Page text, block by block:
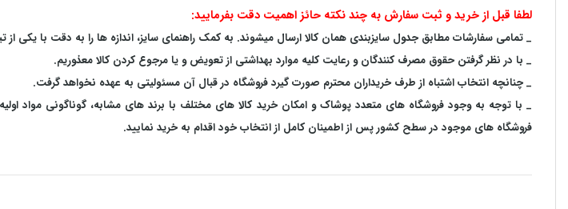
لطفا قبل از خرید و ثبت سفارش به چند نکته حائز اهمیت دقت بفرمایید:
_ تمامی سفارشات مطابق جدول سایزبندی همان کالا ارسال میشوند. به کمک راهنمای سایز، اندازه ها را به دقت با یکی
_ با در نظر گرفتن حقوق مصرف کنندگان و رعایت کلیه موارد بهداشتی از تعویض و یا مرجوع کردن کالا معذوریم.
_ چنانچه انتخاب اشتباه از طرف خریداران محترم صورت گیرد فروشگاه در قبال آن مسئولیتی به عهده نخواهد گرفت.
_ با توجه به‌ وجود فروشگاه های متعدد‌ پوشاک و امکان خرید کالا های مختلف با برند های مشابه، گوناگونی مواد
فروشگاه های موجود در سطح کشور پس از اطمینان کامل از انتخاب خود اقدام به خرید نمایید.